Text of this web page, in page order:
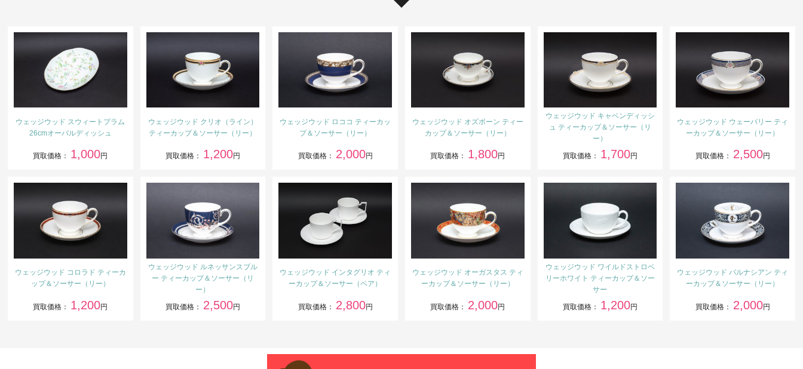
ウェッジウッド スウィートプラム
26cmオーバルディッシュ
買取価格： 1,000円
ウェッジウッド クリオ（ライン）
ティーカップ＆ソーサー（リー）
買取価格： 1,200円
ウェッジウッド ロココ ティーカッ
プ＆ソーサー（リー）
買取価格： 2,000円
ウェッジウッド オズボーン ティー
カップ＆ソーサー（リー）
買取価格： 1,800円
ウェッジウッド キャベンディッシ
ュ ティーカップ＆ソーサー（リ
ー）
買取価格： 1,700円
ウェッジウッド ウェーバリー ティ
ーカップ＆ソーサー（リー）
買取価格： 2,500円
ウェッジウッド コロラド ティーカ
ップ＆ソーサー（リー）
買取価格： 1,200円
ウェッジウッド ルネッサンスブル
ー ティーカップ＆ソーサー（リ
ー）
買取価格： 2,500円
ウェッジウッド インタグリオ ティ
ーカップ＆ソーサー（ペア）
買取価格： 2,800円
ウェッジウッド オーガスタス ティ
ーカップ＆ソーサー（リー）
買取価格： 2,000円
ウェッジウッド ワイルドストロベ
リーホワイト ティーカップ＆ソー
サー
買取価格： 1,200円
ウェッジウッド パルナシアン ティ
ーカップ＆ソーサー（リー）
買取価格： 2,000円